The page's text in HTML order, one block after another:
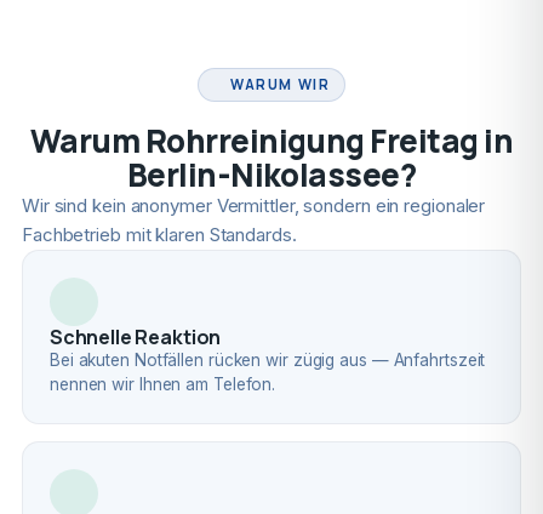
WARUM WIR
Warum Rohrreinigung Freitag in
Berlin-Nikolassee?
Wir sind kein anonymer Vermittler, sondern ein regionaler
Fachbetrieb mit klaren Standards.
Schnelle Reaktion
Bei akuten Notfällen rücken wir zügig aus — Anfahrtszeit
nennen wir Ihnen am Telefon.